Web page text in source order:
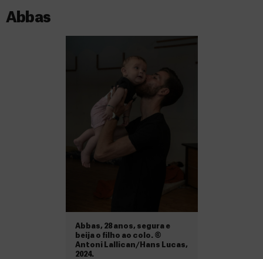
Abbas
Abbas, 28 anos, segura e
beija o filho ao colo. ©
Antoni Lallican/Hans Lucas,
2024.